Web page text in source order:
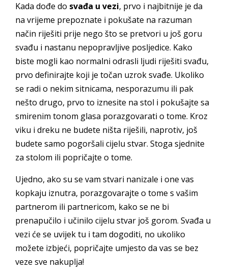
Kada dođe do svađa u vezi, prvo i najbitnije je da
na vrijeme prepoznate i pokušate na razuman
način riješiti prije nego što se pretvori u još goru
svađu i nastanu nepopravljive posljedice. Kako
biste mogli kao normalni odrasli ljudi riješiti svađu,
prvo definirajte koji je točan uzrok svađe. Ukoliko
se radi o nekim sitnicama, nesporazumu ili pak
nešto drugo, prvo to iznesite na stol i pokušajte sa
smirenim tonom glasa porazgovarati o tome. Kroz
viku i dreku ne budete ništa riješili, naprotiv, još
budete samo pogoršali cijelu stvar. Stoga sjednite
za stolom ili popričajte o tome.
Ujedno, ako su se vam stvari nanizale i one vas
kopkaju iznutra, porazgovarajte o tome s vašim
partnerom ili partnericom, kako se ne bi
prenapučilo i učinilo cijelu stvar još gorom. Svađa u
vezi će se uvijek tu i tam dogoditi, no ukoliko
možete izbjeći, popričajte umjesto da vas se bez
veze sve nakuplja!